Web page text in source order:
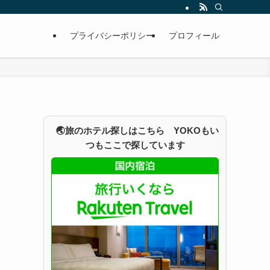
プライバシーポリシー プロフィール
🌏旅のホテル探しはこちら YOKOもい
つもここで探しています